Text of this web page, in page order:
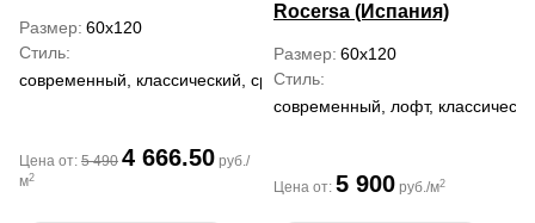
Размер 60x120
Стиль
современный, классический, средиземноморский
Цена от: 5 490 4 666.50 руб./
м2
Rocersa (Испания)
Размер 60x120
Стиль
современный, лофт,
Цена от: 5 900 руб./м2